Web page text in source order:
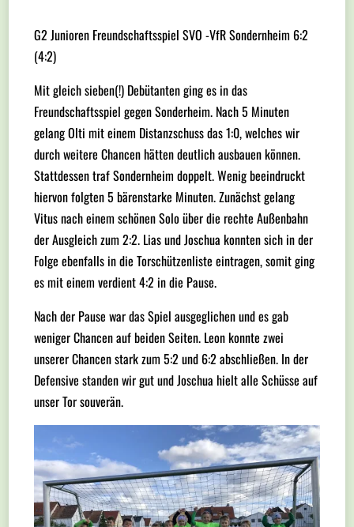
G2 Junioren Freundschaftsspiel SVO -VfR Sondernheim 6:2
(4:2)
Mit gleich sieben(!) Debütanten ging es in das
Freundschaftsspiel gegen Sonderheim. Nach 5 Minuten
gelang Olti mit einem Distanzschuss das 1:0, welches wir
durch weitere Chancen hätten deutlich ausbauen können.
Stattdessen traf Sondernheim doppelt. Wenig beeindruckt
hiervon folgten 5 bärenstarke Minuten. Zunächst gelang
Vitus nach einem schönen Solo über die rechte Außenbahn
der Ausgleich zum 2:2. Lias und Joschua konnten sich in der
Folge ebenfalls in die Torschützenliste eintragen, somit ging
es mit einem verdient 4:2 in die Pause.
Nach der Pause war das Spiel ausgeglichen und es gab
weniger Chancen auf beiden Seiten. Leon konnte zwei
unserer Chancen stark zum 5:2 und 6:2 abschließen. In der
Defensive standen wir gut und Joschua hielt alle Schüsse auf
unser Tor souverän.